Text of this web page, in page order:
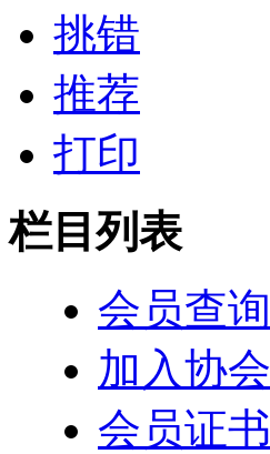
挑错
推荐
打印
栏目列表
会员查询
加入协会
会员证书